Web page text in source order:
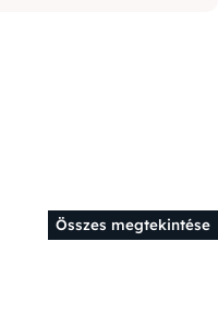
Összes megtekintése